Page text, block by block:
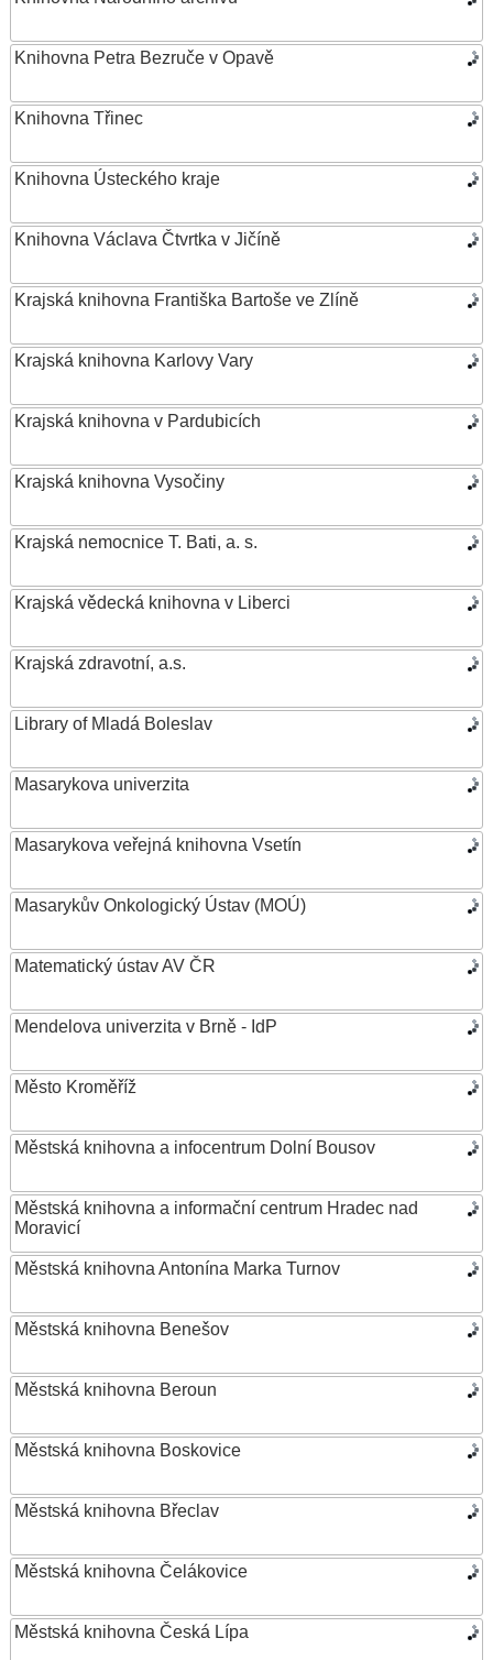
Knihovna Petra Bezruče v Opavě
Knihovna Třinec
Knihovna Ústeckého kraje
Knihovna Václava Čtvrtka v Jičíně
Krajská knihovna Františka Bartoše ve Zlíně
Krajská knihovna Karlovy Vary
Krajská knihovna v Pardubicích
Krajská knihovna Vysočiny
Krajská nemocnice T. Bati, a. s.
Krajská vědecká knihovna v Liberci
Krajská zdravotní, a.s.
Library of Mladá Boleslav
Masarykova univerzita
Masarykova veřejná knihovna Vsetín
Masarykův Onkologický Ústav (MOÚ)
Matematický ústav AV ČR
Mendelova univerzita v Brně - IdP
Město Kroměříž
Městská knihovna a infocentrum Dolní Bousov
Městská knihovna a informační centrum Hradec nad
Moravicí
Městská knihovna Antonína Marka Turnov
Městská knihovna Benešov
Městská knihovna Beroun
Městská knihovna Boskovice
Městská knihovna Břeclav
Městská knihovna Čelákovice
Městská knihovna Česká Lípa